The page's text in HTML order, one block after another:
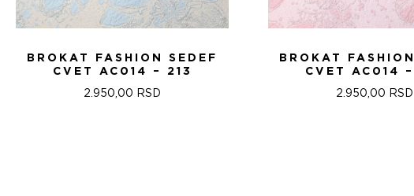
BROKAT FASHION SEDEF
CVET AC014 – 213
2.950,00 RSD
BROKAT
CVET AC014
2.950,00 RSD